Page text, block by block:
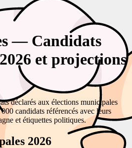
— Candidats
et projections
déclarés aux élections municipales
candidats référencés avec leurs
et étiquettes politiques.
2026